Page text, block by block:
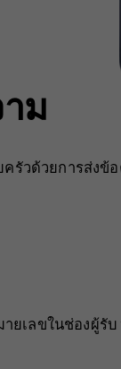
ม
รัวด้วยการส่งข้
ยเลขในช่องผู้รั